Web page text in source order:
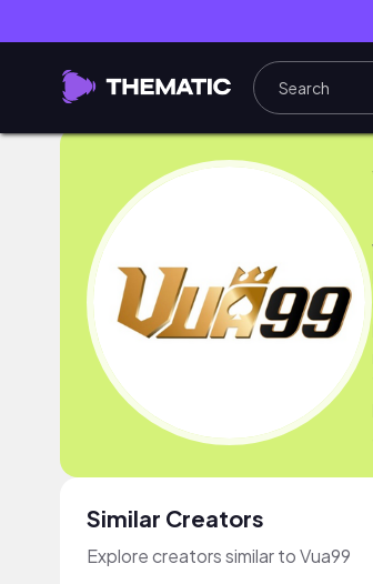
Similar Creators
Explore creators similar to Vua99